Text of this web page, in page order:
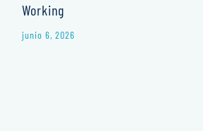
Working
junio 6, 2026